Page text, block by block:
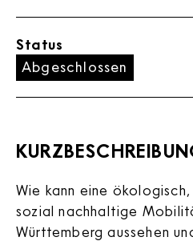
Status
Abgeschlossen
Wie kann eine
sozial nachhaltige
Württemberg aussehen